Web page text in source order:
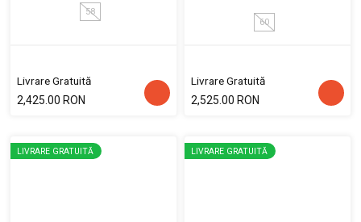
58
Livrare Gratuită
2,425.00 RON
60
Livrare Gratuită
2,525.00 RON
LIVRARE GRATUITĂ LIVRARE GRATUITĂ